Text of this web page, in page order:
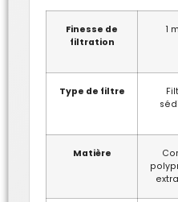
Finesse de
filtration
1
Type de filtre
Matière